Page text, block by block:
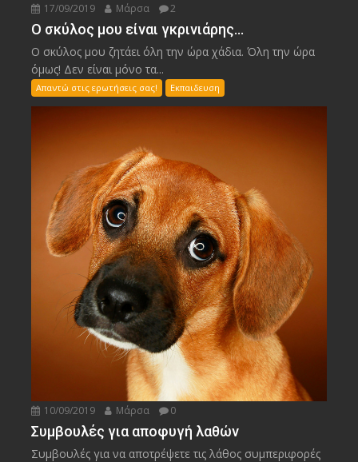
17/09/2019 Μάρσα 2
Ο σκύλος μου είναι γκρινιάρης…
Ο σκύλος μου ζητάει όλη την ώρα χάδια. Όλη την ώρα
όμως! Δεν είναι μόνο τα...
Απαντώ στις ερωτήσεις σας! Εκπαιδευση
10/09/2019 Μάρσα 0
Συμβουλές για αποφυγή λαθών
Συμβουλές για να αποτρέψετε τις λάθος συμπεριφορές